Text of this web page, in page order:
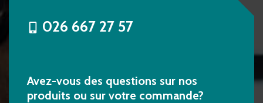
026 667 27 57
Avez-vous des questions sur nos
produits ou sur votre commande?